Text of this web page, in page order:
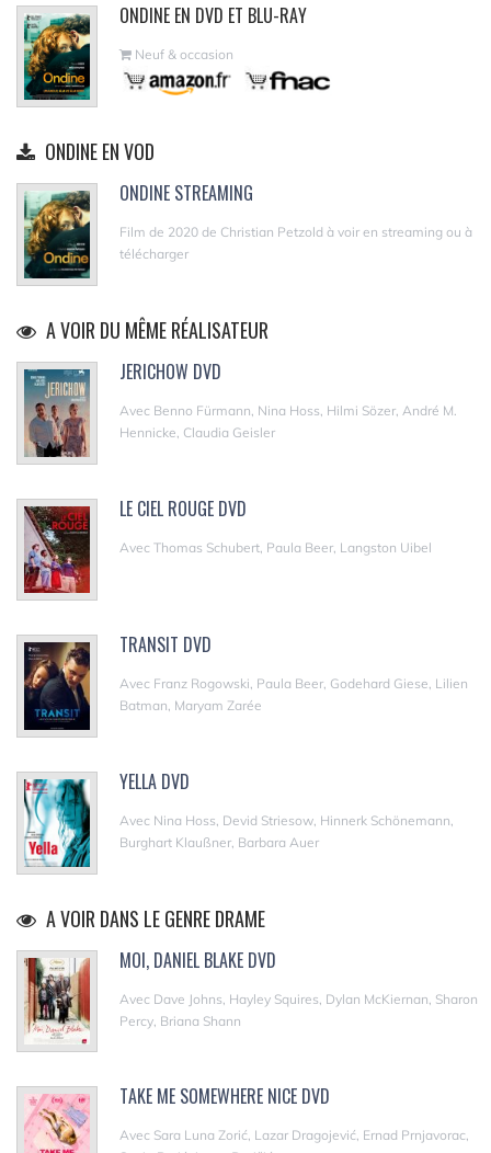
ONDINE EN DVD ET BLU-RAY
Neuf & occasion
ONDINE EN VOD
ONDINE STREAMING
Film de 2020 de Christian Petzold à voir en streaming ou à
télécharger
A VOIR DU MÊME RÉALISATEUR
JERICHOW DVD
Avec Benno Fürmann, Nina Hoss, Hilmi Sözer, André M.
Hennicke, Claudia Geisler
LE CIEL ROUGE DVD
Avec Thomas Schubert, Paula Beer, Langston Uibel
TRANSIT DVD
Avec Franz Rogowski, Paula Beer, Godehard Giese, Lilien
Batman, Maryam Zarée
YELLA DVD
Avec Nina Hoss, Devid Striesow, Hinnerk Schönemann,
Burghart Klaußner, Barbara Auer
A VOIR DANS LE GENRE DRAME
MOI, DANIEL BLAKE DVD
Avec Dave Johns, Hayley Squires, Dylan McKiernan, Sharon
Percy, Briana Shann
TAKE ME SOMEWHERE NICE DVD
Avec Sara Luna Zorić, Lazar Dragojević, Ernad Prnjavorac,